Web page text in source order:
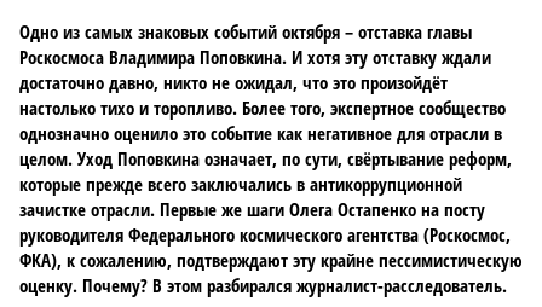
Одно из самых знаковых событий октября – отставка главы
Роскосмоса Владимира Поповкина. И хотя эту отставку ждали
достаточно давно, никто не ожидал, что это произойдёт
настолько тихо и торопливо. Более того, экспертное сообщество
однозначно оценило это событие как негативное для отрасли в
целом. Уход Поповкина означает, по сути, свёртывание реформ,
которые прежде всего заключались в антикоррупционной
зачистке отрасли. Первые же шаги Олега Остапенко на посту
руководителя Федерального космического агентства (Роскосмос,
ФКА), к сожалению, подтверждают эту крайне пессимистическую
оценку. Почему? В этом разбирался журналист-расследователь.